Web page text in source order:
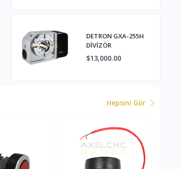
DETRON GXA-255H
DİVİZÖR
$13,000.00
Hepsini Gör